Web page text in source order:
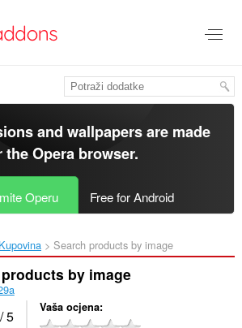
and wallpapers are made
theOpera browser.
Operu Free for Android
Kupovina Search products by image‎
by image
/ 5 Vaša ocjena